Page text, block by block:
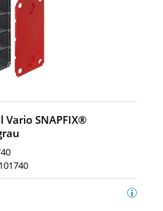
Vario SNAPFIX®